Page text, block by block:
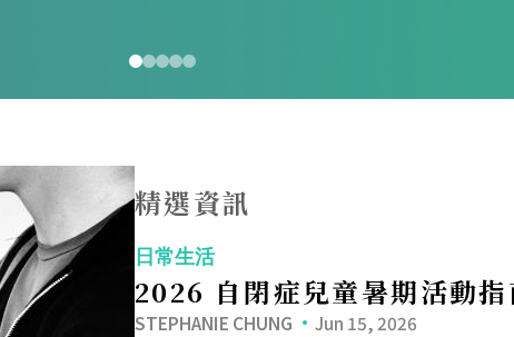
精選資訊
日常生活
2026 自閉症兒童暑期活動指
STEPHANIE CHUNG Jun 15, 2026